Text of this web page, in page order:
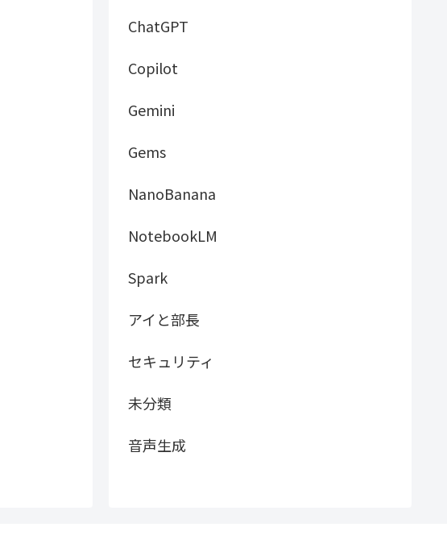
ChatGPT
Copilot
Gemini
Gems
NanoBanana
NotebookLM
Spark
アイと部長
セキュリティ
未分類
音声生成